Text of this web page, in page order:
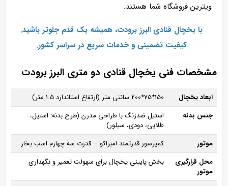
ویترین فروشگاه شما هستند.
با یخچال‌ قنادی البرز برودت، همیشه یک قدم جلوتر باشید.
کیفیت تضمینی و خدمات سریع در سراسر کشور.
مشخصات فنی یخچال قنادی دو متری البرز برودت
ابعاد یخچال
150*75*200 سانتی‌ متر (ارتفاع استاندارد 1.5 متر)
جنس بدنه
استیل ضدزنگ با طراحی مدرن (طرح بدنه: استیل،
طلایی، دودی، سیلور)
موتور
کمپرسور قدرتمند امبراکو – قدرت سه چهارم اسب بخار
محل قرارگیری
موتور
بخش پایینی یخچال برای سهولت تعمیر و نگهداری